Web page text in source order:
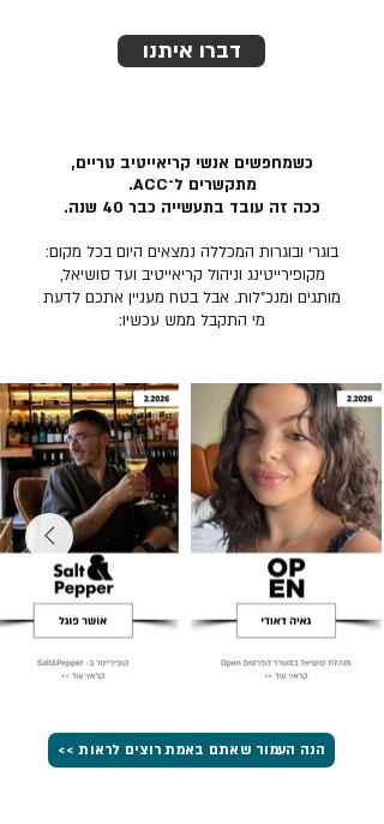
דברו איתנו
כשמחפשים אנשי קריאייטיב טריים,
מתקשרים ל־ACC.
ככה זה עובד בתעשייה כבר 40 שנה.
בוגרי ובוגרות המכללה נמצאים היום בכל מקום:
מקופירייטינג וניהול קריאייטיב ועד סושיאל,
מותגים ומנכ״לות. אבל בטח מעניין אתכם לדעת
מי התקבל ממש עכשיו:
הנה העמוד שאתם באמת רוצים לראות >>